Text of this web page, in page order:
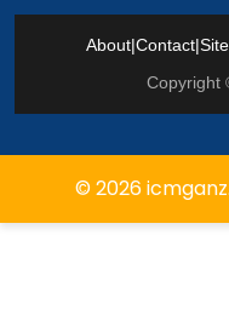
About|Contact|
Copyright
© 2026